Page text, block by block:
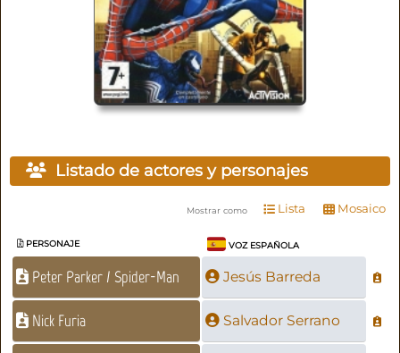
Listado de actores y personajes
Mostrar como Lista Mosaico
PERSONAJE VOZ ESPAÑOLA
Peter Parker / Spider-Man Jesús Barreda
Nick Furia Salvador Serrano